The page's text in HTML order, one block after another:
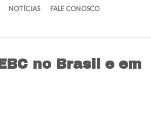
NOTÍCIAS
FALE CONOSCO
no Brasil e em